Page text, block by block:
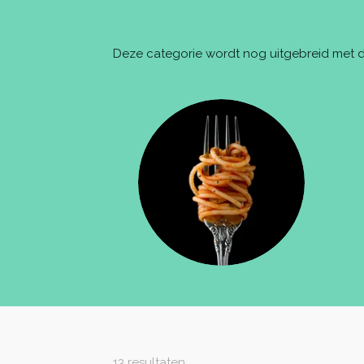
Deze categorie wordt nog uitgebreid met